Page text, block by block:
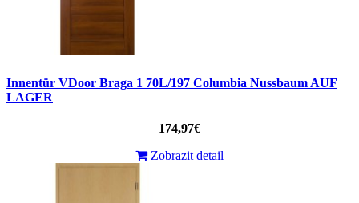
Innentür VDoor Braga 1 70L/197 Columbia Nussbaum AUF
LAGER
174,97€
Zobrazit detail